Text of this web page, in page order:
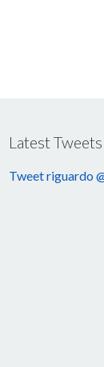
Latest Tweets
Tweet riguardo